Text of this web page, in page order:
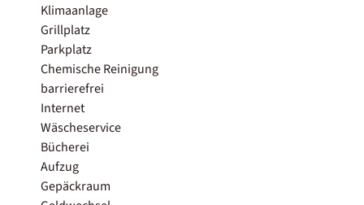
Klimaanlage
Grillplatz
Parkplatz
Chemische Reinigung
barrierefrei
Internet
Wäscheservice
Bücherei
Aufzug
Gepäckraum